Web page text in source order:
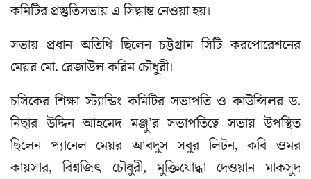
কমিটির প্রস্তুতিসভায় এ সিদ্ধান্ত নেওয়া হয়।
সভায় প্রধান অতিথি ছিলেন চট্টগ্রাম সিটি করপোরেশনের
মেয়র মো. রেজাউল করিম চৌধুরী।
চসিকের শিক্ষা স্ট্যান্ডিং কমিটির সভাপতি ও কাউন্সিলর ড.
নিছার উদ্দিন আহমেদ মঞ্জু’র সভাপতিত্বে সভায় উপস্থিত
ছিলেন প্যানেল মেয়র আবদুস সবুর লিটন, কবি ওমর
কায়সার, বিশ্বজিৎ চৌধুরী, মুক্তিযোদ্ধা দেওয়ান মাকসুদ